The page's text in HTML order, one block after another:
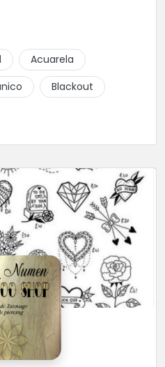
Acuarela
Blackout